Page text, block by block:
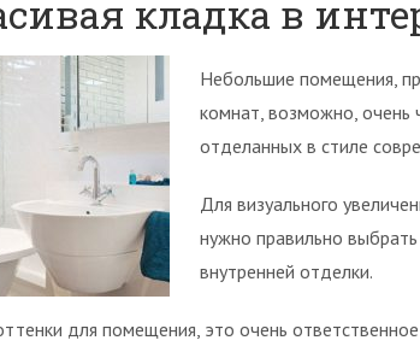
кладка в
Небольшие помещения,
комнат, возможно, очень
отделанных в стиле
Для визуального
нужно правильно
внутренней отделки.
для помещения, это очень ответственное